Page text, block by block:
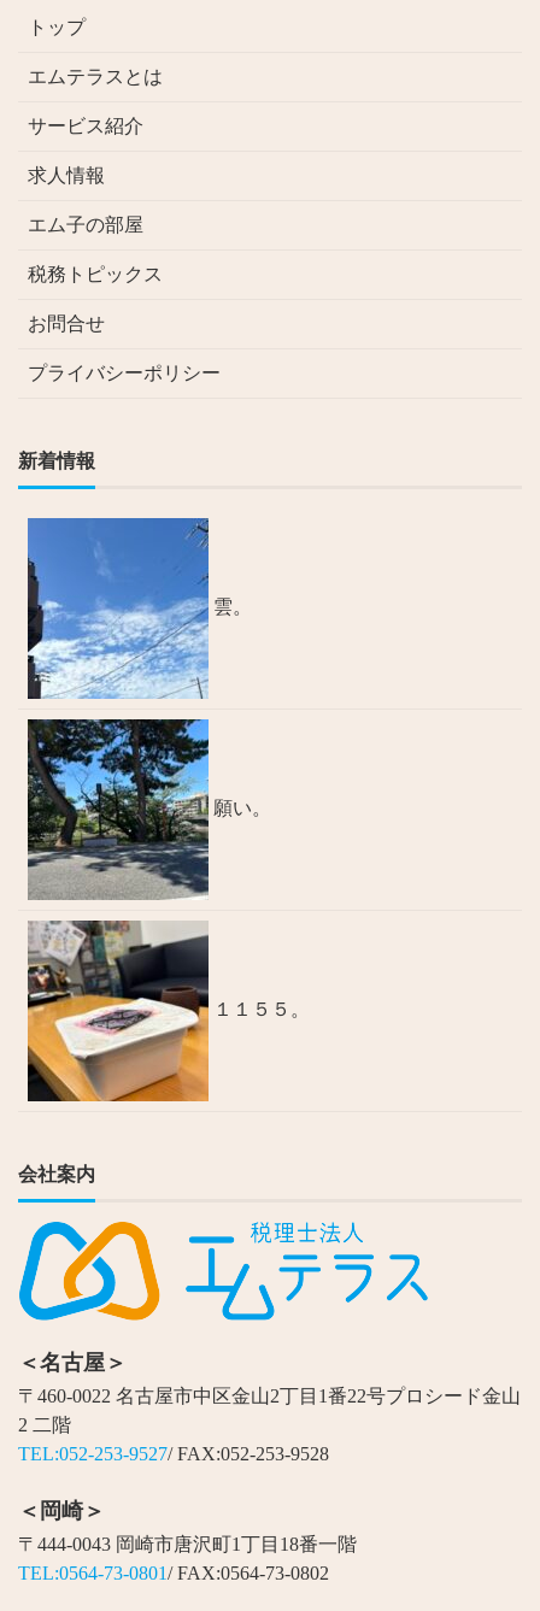
トップ
エムテラスとは
サービス紹介
求人情報
エム子の部屋
税務トピックス
お問合せ
プライバシーポリシー
新着情報
雲。
願い。
１１５５。
会社案内
＜名古屋＞
〒460-0022 名古屋市中区金山2丁目1番22号プロシード金山
2 二階
TEL:052-253-9527/ FAX:052-253-9528
＜岡崎＞
〒444-0043 岡崎市唐沢町1丁目18番一階
TEL:0564-73-0801/ FAX:0564-73-0802